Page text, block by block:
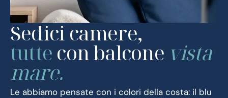
Sedici camere,
tutte con balcone vista
mare.
Le abbiamo pensate con i colori della costa: il blu